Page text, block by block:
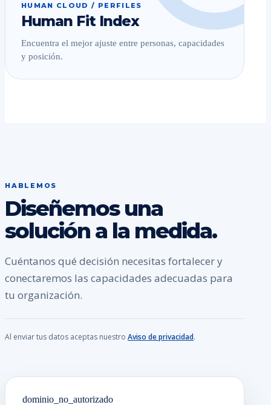
HUMAN CLOUD / PERFILES
Human Fit Index
Encuentra el mejor ajuste entre personas, capacidades
y posición.
HABLEMOS
Diseñemos una
solución a la medida.
Cuéntanos qué decisión necesitas fortalecer y
conectaremos las capacidades adecuadas para
tu organización.
Al enviar tus datos aceptas nuestro Aviso de privacidad.
dominio_no_autorizado